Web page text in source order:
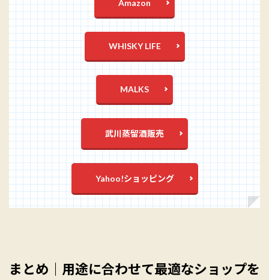
Amazon
WHISKY LIFE
MALKS
武川蒸留酒販売
Yahoo!ショッピング
まとめ｜用途に合わせて最適なショップを